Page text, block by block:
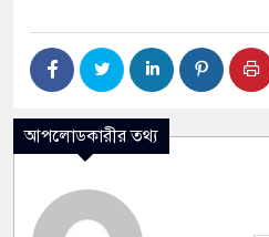
আপলোডকারীর তথ্য